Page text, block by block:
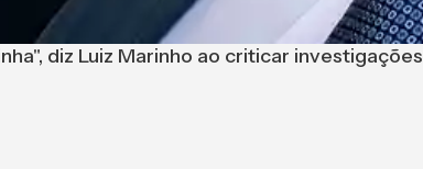
diz Luiz Marinho ao criticar investigações